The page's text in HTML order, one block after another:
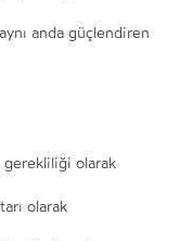
anda güçlendiren
gerekliliği olarak
olarak